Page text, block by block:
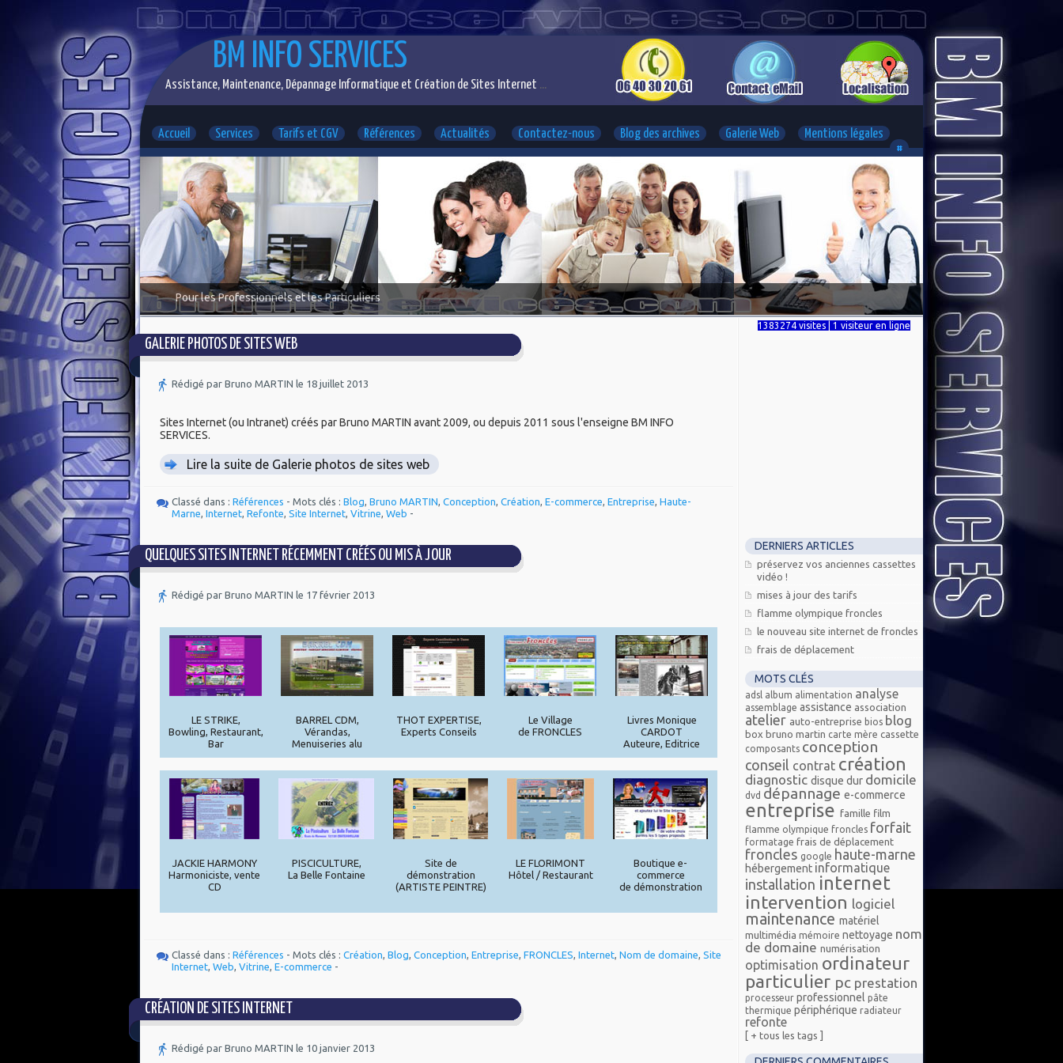
BM INFO SERVICES
Assistance, Maintenance, Dépannage Informatique et Création de Sites Internet ...
Accueil Services Tarifs et CGV Références Actualités Contactez-nous Blog des archives Galerie Web
Mentions légales
#
Pour les Professionnels et les Particuliers
GALERIE PHOTOS DE SITES WEB
Rédigé par Bruno MARTIN le 18 juillet 2013
Sites Internet (ou Intranet) créés par Bruno MARTIN avant 2009, ou depuis 2011 sous l'enseigne BM INFO
SERVICES.
Lire la suite de Galerie photos de sites web
Classé dans : Références - Mots clés : Blog, Bruno MARTIN, Conception, Création, E-commerce, Entreprise, Haute-
Marne, Internet, Refonte, Site Internet, Vitrine, Web -
QUELQUES SITES INTERNET RÉCEMMENT CRÉÉS OU MIS À JOUR
Rédigé par Bruno MARTIN le 17 février 2013
LE STRIKE,
Bowling, Restaurant,
Bar
BARREL CDM,
Vérandas,
Menuiseries alu
THOT EXPERTISE,
Experts Conseils
Le Village
de FRONCLES
Livres Monique
CARDOT
Auteure, Editrice
JACKIE HARMONY
Harmoniciste, vente
CD
PISCICULTURE,
La Belle Fontaine
Site de
démonstration
(ARTISTE PEINTRE)
LE FLORIMONT
Hôtel / Restaurant
Boutique e-
commerce
de démonstration
Classé dans : Références - Mots clés : Création, Blog, Conception, Entreprise, FRONCLES, Internet, Nom de domaine, Site
Internet, Web, Vitrine, E-commerce -
CRÉATION DE SITES INTERNET
Rédigé par Bruno MARTIN le 10 janvier 2013
1383274 visites | 1 visiteur en ligne
DERNIERS ARTICLES
préservez vos anciennes cassettes
vidéo !
mises à jour des tarifs
flamme olympique froncles
le nouveau site internet de froncles
frais de déplacement
MOTS CLÉS
adsl album alimentation analyse
assemblage assistance association
atelier auto-entreprise bios blog
box bruno martin carte mère cassette
composants conception
conseil contrat création
diagnostic disque dur domicile
dvd dépannage e-commerce
entreprise famille film
flamme olympique froncles forfait
formatage frais de déplacement
froncles google haute-marne
hébergement informatique
installation internet
intervention logiciel
maintenance matériel
multimédia mémoire nettoyage nom
de domaine numérisation
optimisation ordinateur
particulier pc prestation
processeur professionnel pâte
thermique périphérique radiateur
refonte
[ + tous les tags ]